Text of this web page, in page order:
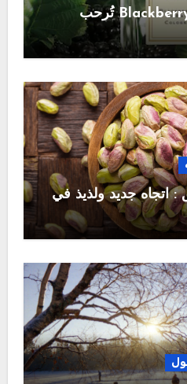
عطور التوت الأسود Blackberry تُرحب
: اتجاه جديد ولذيذ في